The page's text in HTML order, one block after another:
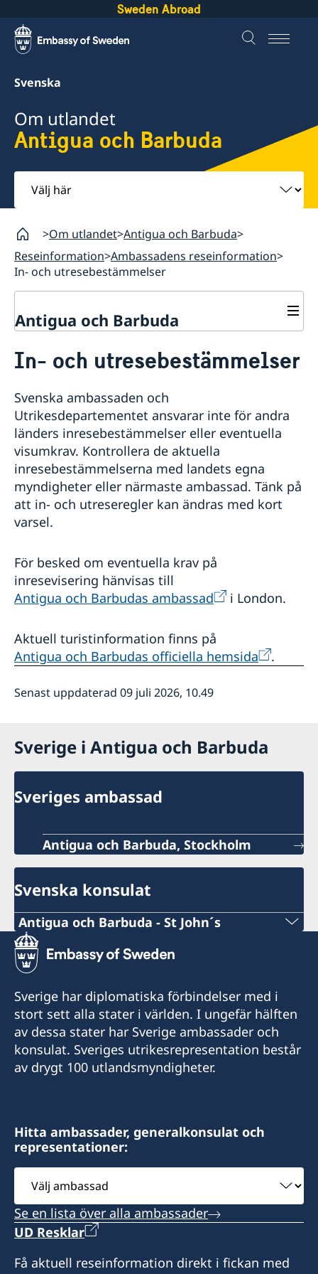
Sweden Abroad
Svenska
Om utlandet
Antigua och Barbuda
Välj
här
Om utlandet Antigua och Barbuda
Reseinformation Ambassadens reseinformation
In- och utresebestämmelser
Antigua och Barbuda
Hjälp till svenskar i Antigua och Barbuda
Pass utomlands
Förlust av pass
Legaliseringar/apostille
Avgifter
Gifta sig utomlands
Ambassadens reseinformation
Aktuella händelser
Allmänna säkerhetsläget
Terrorism
Naturförhållanden och katastrofer
Trafiksäkerhet
Kriminalitet och personlig säkerhet
Lokala lagar och sedvänjor
In- och utresebestämmelser
In- och utresebestämmelser
Svenska ambassaden och
Utrikesdepartementet ansvarar inte för andra
länders inresebestämmelser eller eventuella
visumkrav. Kontrollera de aktuella
inresebestämmelserna med landets egna
myndigheter eller närmaste ambassad. Tänk på
att in- och utreseregler kan ändras med kort
varsel.
För besked om eventuella krav på
inresevisering hänvisas till
Antigua och Barbudas ambassad
i London.
Aktuell turistinformation finns på
Antigua och Barbudas officiella hemsida
.
Senast uppdaterad 09 juli 2026, 10.49
Sverige i Antigua och Barbuda
Sveriges ambassad
Antigua och Barbuda, Stockholm
Svenska konsulat
Antigua och Barbuda - St John´s
Telefonnummer konsulat
+1 (268)562 5050
Emailadress konsulat
swe.antigua@gmail.com
Sveriges konsulat:
Antigua
Expeditionstid: besök endast efter
överenskommelse i förväg
Honorärkonsul
Sverige har diplomatiska förbindelser med i
stort sett alla stater i världen. I ungefär hälften
av dessa stater har Sverige ambassader och
konsulat. Sveriges utrikesrepresentation består
av drygt 100 utlandsmyndigheter.
Hitta ambassader, generalkonsulat och
representationer:
Välj
ambassad
Se en lista över alla ambassader
UD Resklar
Få aktuell reseinformation direkt i fickan med